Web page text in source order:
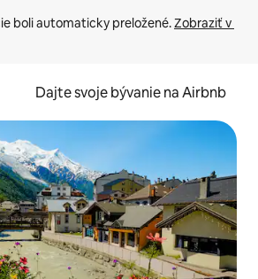
boli automaticky preložené. Zobraziť v
Dajte svoje bývanie na Airbnb